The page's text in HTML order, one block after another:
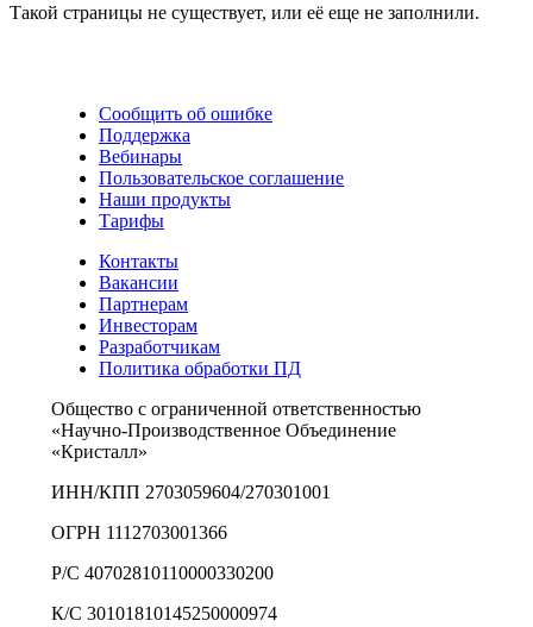
Такой страницы не существует, или её еще не заполнили.
Сообщить об ошибке
Поддержка
Вебинары
Пользовательское соглашение
Наши продукты
Тарифы
Контакты
Вакансии
Партнерам
Инвесторам
Разработчикам
Политика обработки ПД
Общество с ограниченной ответственностью
«Научно-Производственное Объединение
«Кристалл»
ИНН/КПП 2703059604/270301001
ОГРН 1112703001366
Р/С 40702810110000330200
К/С 30101810145250000974